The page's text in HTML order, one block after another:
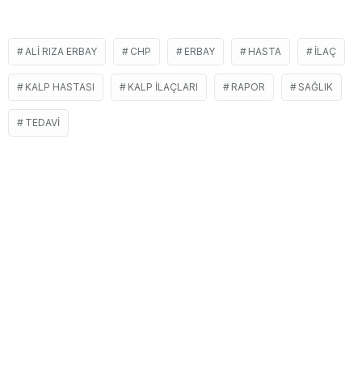
ALI RIZA ERBAY CHP ERBAY HASTA İLAÇ
KALP HASTASI KALP ILAÇLARI RAPOR SAĞLIK
TEDAVI